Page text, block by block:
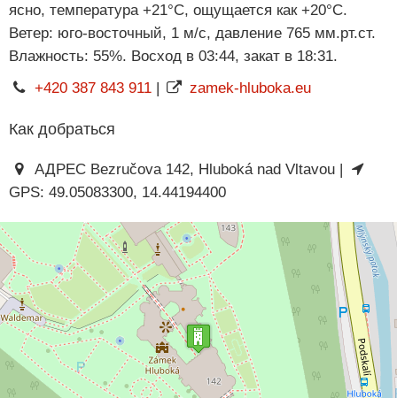
ясно, температура +21°C, ощущается как +20°C.
Ветер: юго-восточный, 1 м/с, давление 765 мм.рт.ст.
Влажность: 55%. Восход в 03:44, закат в 18:31.
+420 387 843 911| zamek-hluboka.eu
Как добраться
АДРЕС Bezručova 142, Hluboká nad Vltavou |
GPS: 49.05083300, 14.44194400